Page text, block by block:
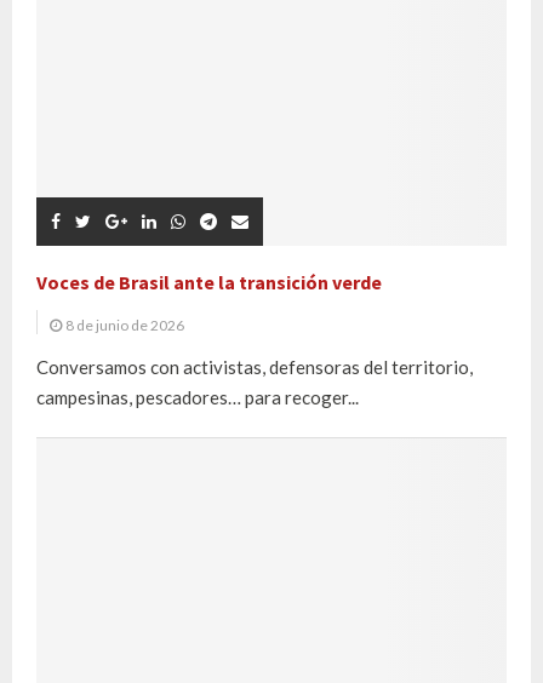
Voces de Brasil ante la transición verde
8 de junio de 2026
Conversamos con activistas, defensoras del territorio,
campesinas, pescadores… para recoger...